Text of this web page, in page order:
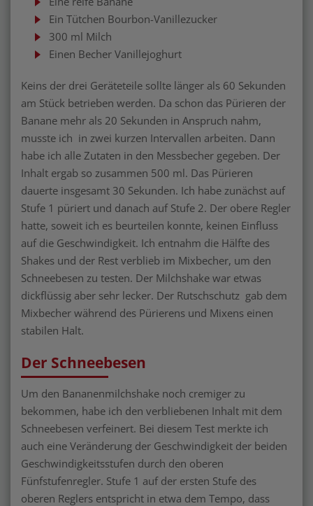
Ein Tütchen Bourbon-Vanillezucker
300 ml Milch
Einen Becher Vanillejoghurt
Keins der drei Geräteteile sollte länger als 60 Sekunden
am Stück betrieben werden. Da schon das Pürieren der
Banane mehr als 20 Sekunden in Anspruch nahm,
musste ich in zwei kurzen Intervallen arbeiten. Dann
habe ich alle Zutaten in den Messbecher gegeben. Der
Inhalt ergab so zusammen 500 ml. Das Pürieren
dauerte insgesamt 30 Sekunden. Ich habe zunächst auf
Stufe 1 püriert und danach auf Stufe 2. Der obere Regler
hatte, soweit ich es beurteilen konnte, keinen Einfluss
auf die Geschwindigkeit. Ich entnahm die Hälfte des
Shakes und der Rest verblieb im Mixbecher, um den
Schneebesen zu testen. Der Milchshake war etwas
dickflüssig aber sehr lecker. Der Rutschschutz gab dem
Mixbecher während des Pürierens und Mixens einen
stabilen Halt.
Der Schneebesen
Um den Bananenmilchshake noch cremiger zu
bekommen, habe ich den verbliebenen Inhalt mit dem
Schneebesen verfeinert. Bei diesem Test merkte ich
auch eine Veränderung der Geschwindigkeit der beiden
Geschwindigkeitsstufen durch den oberen
Fünfstufenregler. Stufe 1 auf der ersten Stufe des
oberen Reglers entspricht in etwa dem Tempo, dass